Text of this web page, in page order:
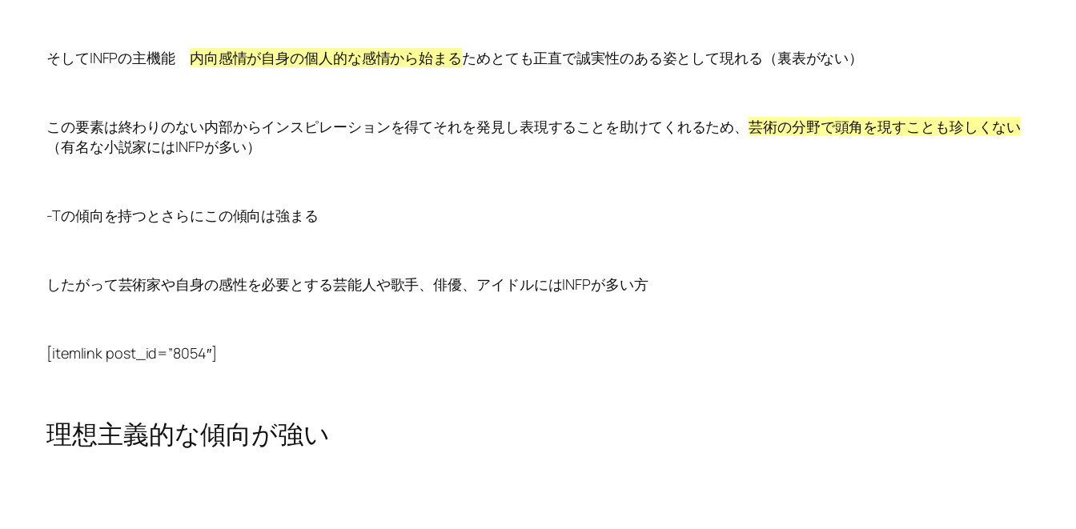
そしてINFPの主機能 内向感情が自身の個人的な感情から始まるためとても正直で誠実性のある姿として現れる（裏表がない）
この要素は終わりのない内部からインスピレーションを得てそれを発見し表現することを助けてくれるため、芸術の分野で頭角を現すことも珍しくない
（有名な小説家にはINFPが多い）
-Tの傾向を持つとさらにこの傾向は強まる
したがって芸術家や自身の感性を必要とする芸能人や歌手、俳優、アイドルにはINFPが多い方
[itemlink post_id=”8054″]
理想主義的な傾向が強い